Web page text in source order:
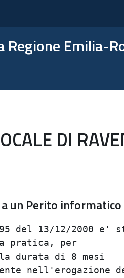
Emilia-
DI
un Perito informatico
n. 995 del 13/
e prova
della